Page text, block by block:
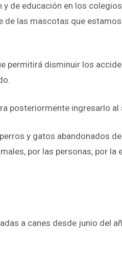
de educación en los
las mascotas que
disminuir los
posteriormente ingresarlo
y gatos abandonados
por las personas, por la
a canes desde junio del